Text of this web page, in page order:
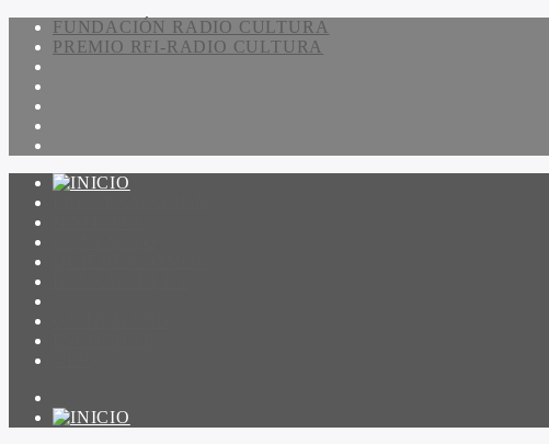
FUNDACIÓN RADIO CULTURA
PREMIO RFI-RADIO CULTURA